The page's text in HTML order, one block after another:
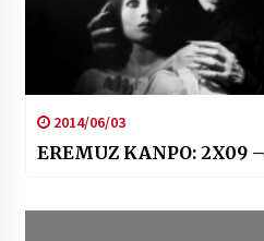
2014/06/03
EREMUZ KANPO: 2X09